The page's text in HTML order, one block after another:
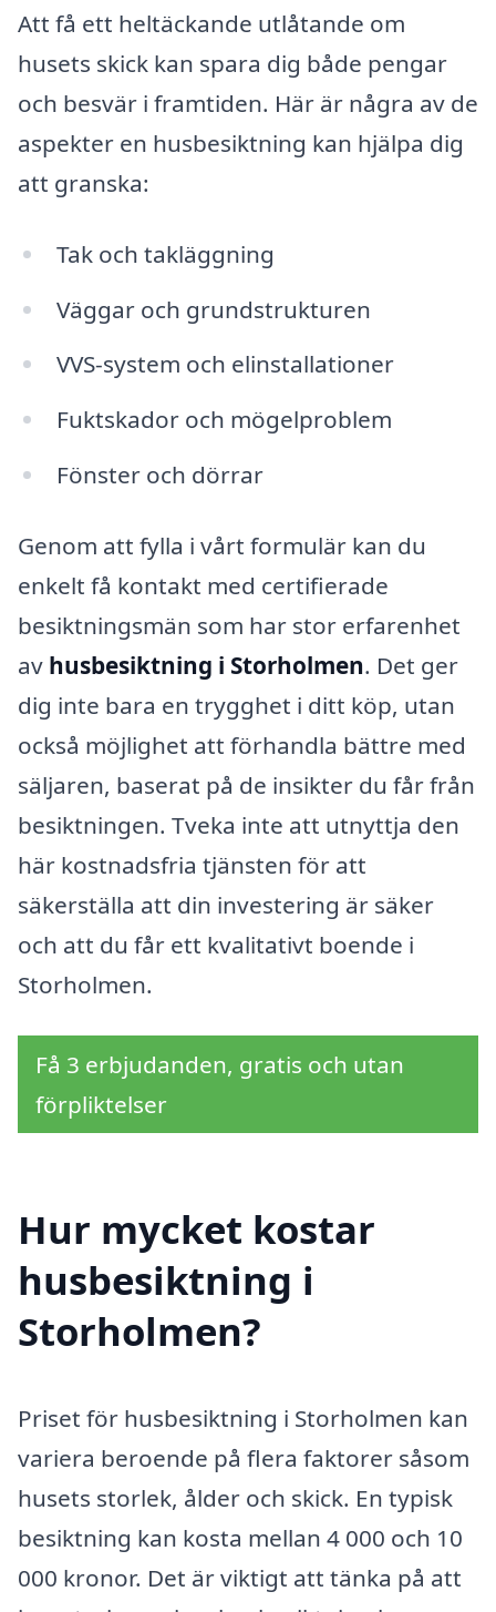
Att få ett heltäckande utlåtande om
husets skick kan spara dig både pengar
och besvär i framtiden. Här är några av de
aspekter en husbesiktning kan hjälpa dig
att granska:
Tak och takläggning
Väggar och grundstrukturen
VVS-system och elinstallationer
Fuktskador och mögelproblem
Fönster och dörrar
Genom att fylla i vårt formulär kan du
enkelt få kontakt med certifierade
besiktningsmän som har stor erfarenhet
av husbesiktning i Storholmen. Det ger
dig inte bara en trygghet i ditt köp, utan
också möjlighet att förhandla bättre med
säljaren, baserat på de insikter du får från
besiktningen. Tveka inte att utnyttja den
här kostnadsfria tjänsten för att
säkerställa att din investering är säker
och att du får ett kvalitativt boende i
Storholmen.
Få 3 erbjudanden, gratis och utan
förpliktelser
Hur mycket kostar
husbesiktning i
Storholmen?
Priset för husbesiktning i Storholmen kan
variera beroende på flera faktorer såsom
husets storlek, ålder och skick. En typisk
besiktning kan kosta mellan 4 000 och 10
000 kronor. Det är viktigt att tänka på att